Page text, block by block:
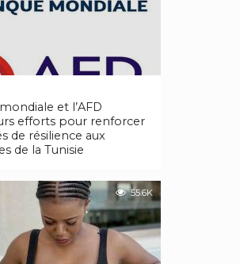
et l’AFD
efforts pour renforcer
de résilience aux
de la Tunisie
55.6K